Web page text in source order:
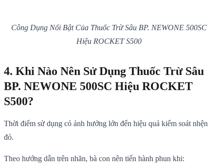
Công Dụng Nổi Bật Của Thuốc Trừ Sâu BP. NEWONE 500SC
Hiệu ROCKET S500
4. Khi Nào Nên Sử Dụng Thuốc Trừ Sâu
BP. NEWONE 500SC Hiệu ROCKET
S500?
Thời điểm sử dụng có ảnh hưởng lớn đến hiệu quả kiểm soát nhện
đỏ.
Theo hướng dẫn trên nhãn, bà con nên tiến hành phun khi: